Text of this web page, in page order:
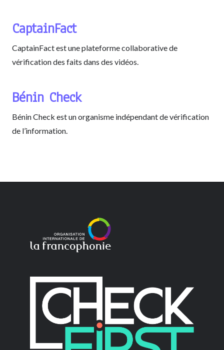
CaptainFact
CaptainFact est une plateforme collaborative de
vérification des faits dans des vidéos.
Bénin Check
Bénin Check est un organisme indépendant de vérification
de l’information.